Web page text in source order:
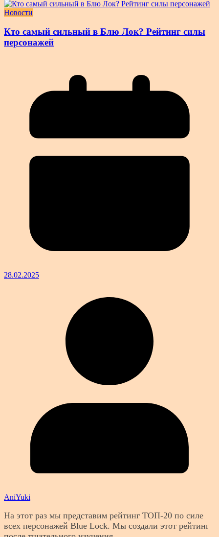
Новости
Кто самый сильный в Блю Лок? Рейтинг силы
персонажей
28.02.2025
AniYuki
На этот раз мы представим рейтинг ТОП-20 по силе
всех персонажей Blue Lock. Мы создали этот рейтинг